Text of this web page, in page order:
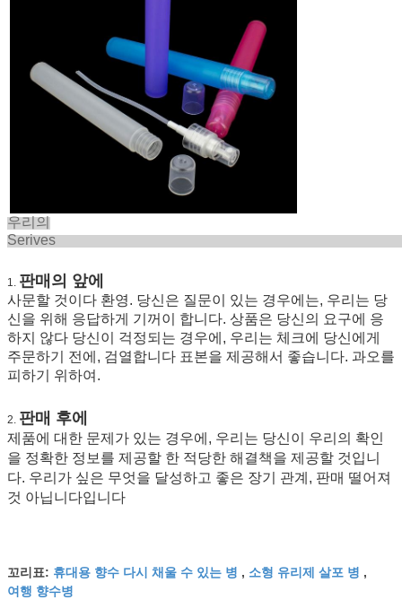
우리의
1. 판매의 앞에
사문할 것이다 환영. 당신은 질문이 있는 경우에는, 우리는 당
신을 위해 응답하게 기꺼이 합니다. 상품은 당신의 요구에 응
하지 않다 당신이 걱정되는 경우에, 우리는 체크에 당신에게
주문하기 전에, 검열합니다 표본을 제공해서 좋습니다. 과오를
피하기 위하여.
2. 판매 후에
제품에 대한 문제가 있는 경우에, 우리는 당신이 우리의 확인
을 정확한 정보를 제공할 한 적당한 해결책을 제공할 것입니
다. 우리가 싶은 무엇을 달성하고 좋은 장기 관계, 판매 떨어져
것 아닙니다입니다
꼬리표: 휴대용 향수 다시 채울 수 있는 병 , 소형 유리제 살포 병 ,
여행 향수병